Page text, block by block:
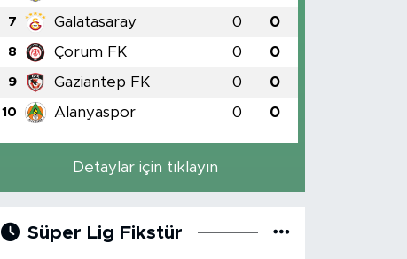
7 Galatasaray 0 0
8 Çorum FK 0 0
9 Gaziantep FK 0 0
10 Alanyaspor 0 0
Detaylar için tıklayın
Süper Lig Fikstür